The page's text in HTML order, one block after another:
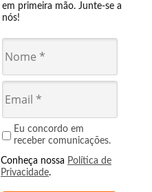
em primeira mão. Junte-se a
nós!
Eu concordo em
receber comunicações.
Conheça nossa Política de
Privacidade.